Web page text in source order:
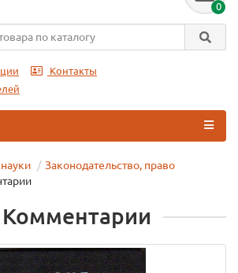
0
Контакты
Законодательство, право